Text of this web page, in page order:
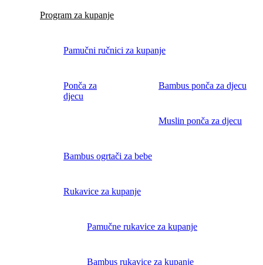
Program za kupanje
Pamučni ručnici za kupanje
Ponča za
djecu
Bambus ponča za djecu
Muslin ponča za djecu
Bambus ogrtači za bebe
Rukavice za kupanje
Pamučne rukavice za kupanje
Bambus rukavice za kupanje